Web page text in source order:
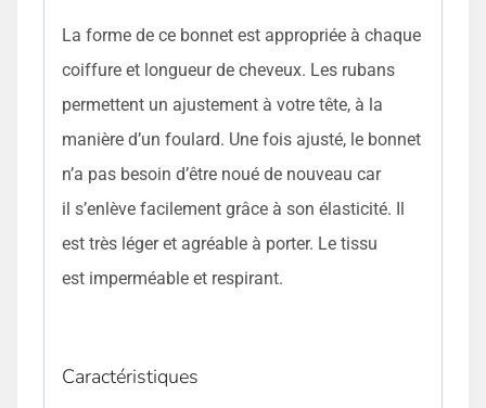
La forme de ce bonnet est appropriée à chaque
coiffure et longueur de cheveux. Les rubans
permettent un ajustement à votre tête, à la
manière d’un foulard. Une fois ajusté, le bonnet
n’a pas besoin d’être noué de nouveau car
il s’enlève facilement grâce à son élasticité. Il
est très léger et agréable à porter. Le tissu
est imperméable et respirant.
Caractéristiques